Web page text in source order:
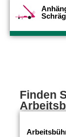
Finden